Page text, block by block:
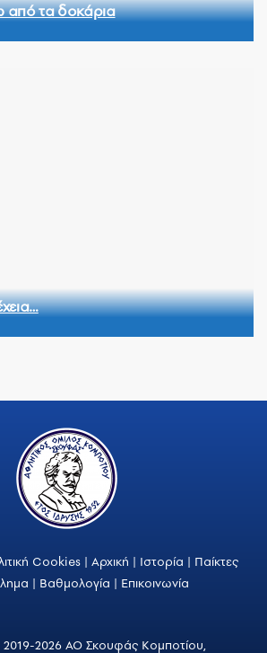
από τα δοκάρια
Cookies | Αρχική | Ιστορία | Παίκτες
| Βαθμολογία | Επικοινωνία
2026 ΑΟ Σκουφάς Κομποτίου,